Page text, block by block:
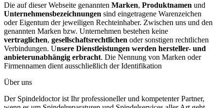
Die auf dieser Webseite genannten Marken, Produktnamen und
Unternehmensbezeichnungen sind eingetragene Warenzeichen
oder Eigentum der jeweiligen Rechteinhaber. Zwischen uns und den
genannten Marken bzw. Unternehmen bestehen keine
vertraglichen, gesellschaftsrechtlichen oder sonstigen rechtlichen
Verbindungen. Unsere Dienstleistungen werden hersteller- und
anbieterunabhängig erbracht. Die Nennung von Marken oder
Firmennamen dient ausschließlich der Identifikation
Über uns
Der Spindeldoctor ist Ihr professioneller und kompetenter Partner,